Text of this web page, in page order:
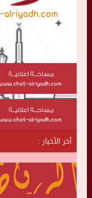
آخر الأخبار :